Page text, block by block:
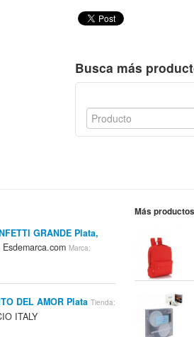
Busca más
GRANDE Plata,
Esdemarca.comMarca:
DEL AMOR Plata Tienda:
ITALY
Más